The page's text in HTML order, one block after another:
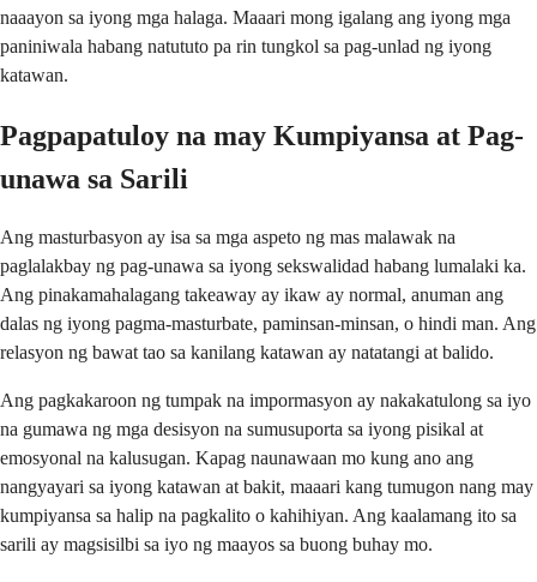
naaayon sa iyong mga halaga. Maaari mong igalang ang iyong mga
paniniwala habang natututo pa rin tungkol sa pag-unlad ng iyong
katawan.
Pagpapatuloy na may Kumpiyansa at Pag-
unawa sa Sarili
Ang masturbasyon ay isa sa mga aspeto ng mas malawak na
paglalakbay ng pag-unawa sa iyong sekswalidad habang lumalaki ka.
Ang pinakamahalagang takeaway ay ikaw ay normal, anuman ang
dalas ng iyong pagma-masturbate, paminsan-minsan, o hindi man. Ang
relasyon ng bawat tao sa kanilang katawan ay natatangi at balido.
Ang pagkakaroon ng tumpak na impormasyon ay nakakatulong sa iyo
na gumawa ng mga desisyon na sumusuporta sa iyong pisikal at
emosyonal na kalusugan. Kapag naunawaan mo kung ano ang
nangyayari sa iyong katawan at bakit, maaari kang tumugon nang may
kumpiyansa sa halip na pagkalito o kahihiyan. Ang kaalamang ito sa
sarili ay magsisilbi sa iyo ng maayos sa buong buhay mo.